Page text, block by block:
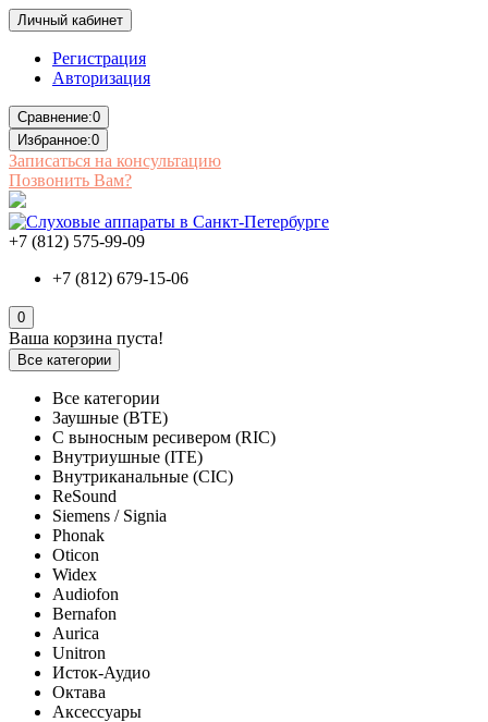
Личный кабинет
Регистрация
Авторизация
Сравнение:0
Избранное:0
Записаться на консультацию
Позвонить Вам?
+7 (812) 575-99-09
+7 (812) 679-15-06
0
Ваша корзина пуста!
Все категории
Все категории
Заушные (BTE)
С выносным ресивером (RIC)
Внутриушные (ITE)
Внутриканальные (CIC)
ReSound
Siemens / Signia
Phonak
Oticon
Widex
Audiofon
Bernafon
Aurica
Unitron
Исток-Аудио
Октава
Аксессуары